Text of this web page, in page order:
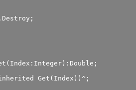
Get(Index))^;